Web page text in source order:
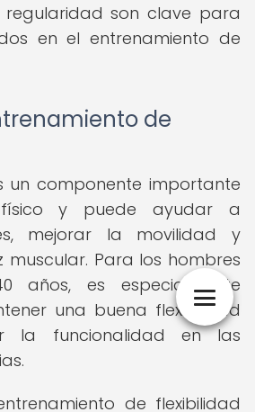
son clave para
en el entrenamiento de
de
un componente importante
y puede ayudar a
mejorar la movilidad y
muscular. Para los hombres
años, es especialmente
una buena flexibilidad
la funcionalidad en las
de flexibilidad